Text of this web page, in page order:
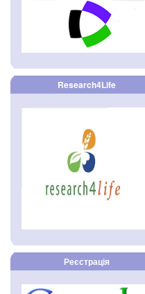
Research4Life
Реєстрація